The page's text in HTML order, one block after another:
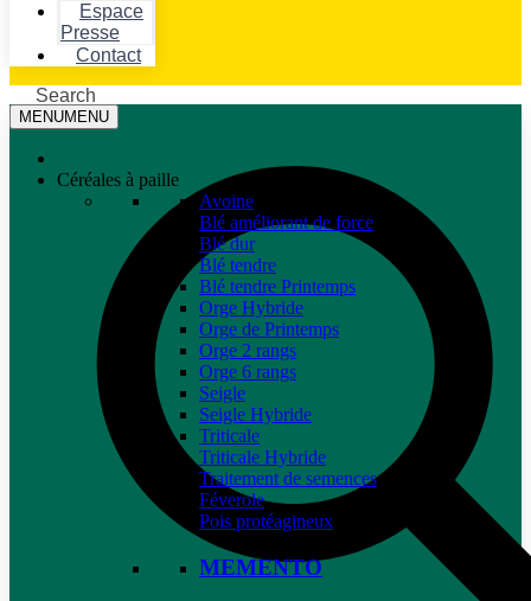
Espace
Presse
Contact
Search
MENUMENU
Céréales à paille
Avoine
Blé améliorant de force
Blé dur
Blé tendre
Blé tendre Printemps
Orge Hybride
Orge de Printemps
Orge 2 rangs
Orge 6 rangs
Seigle
Seigle Hybride
Triticale
Triticale Hybride
Traitement de semences
Féverole
Pois protéagineux
MEMENTO